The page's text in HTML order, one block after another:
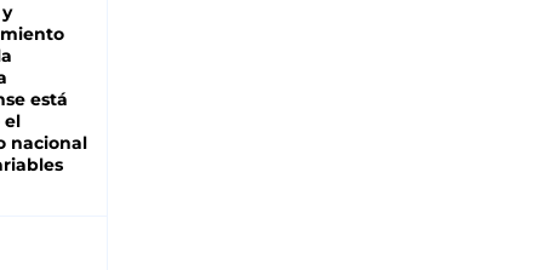
está
el
nacional